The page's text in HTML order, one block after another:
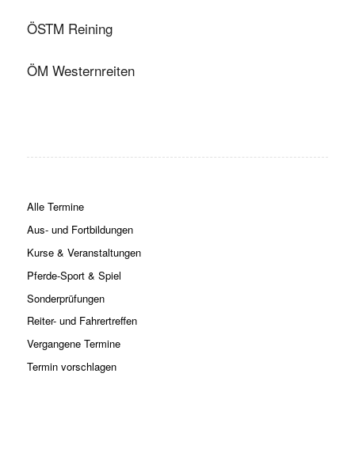
ÖSTM Reining
ÖM Westernreiten
Alle Termine
Aus- und Fortbildungen
Kurse & Veranstaltungen
Pferde-Sport & Spiel
Sonderprüfungen
Reiter- und Fahrertreffen
Vergangene Termine
Termin vorschlagen